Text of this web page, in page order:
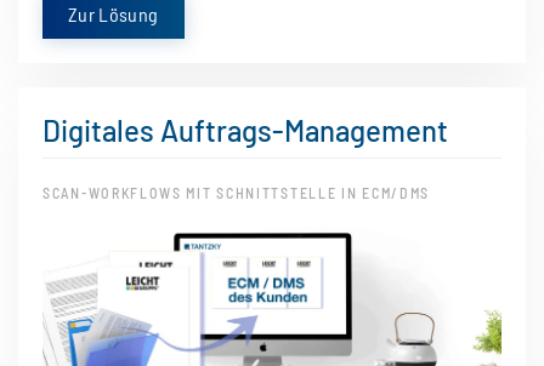
Zur Lösung
Digitales Auftrags-Management
SCAN-WORKFLOWS MIT SCHNITTSTELLE IN ECM/DMS